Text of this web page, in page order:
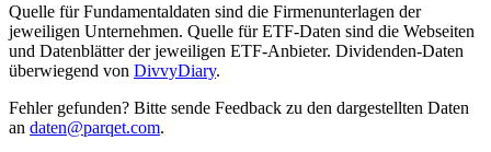
Quelle für Fundamentaldaten sind die Firmenunterlagen der
jeweiligen Unternehmen. Quelle für ETF-Daten sind die Webseiten
und Datenblätter der jeweiligen ETF-Anbieter. Dividenden-Daten
überwiegend von DivvyDiary.
Fehler gefunden? Bitte sende Feedback zu den dargestellten Daten
an daten@parqet.com.